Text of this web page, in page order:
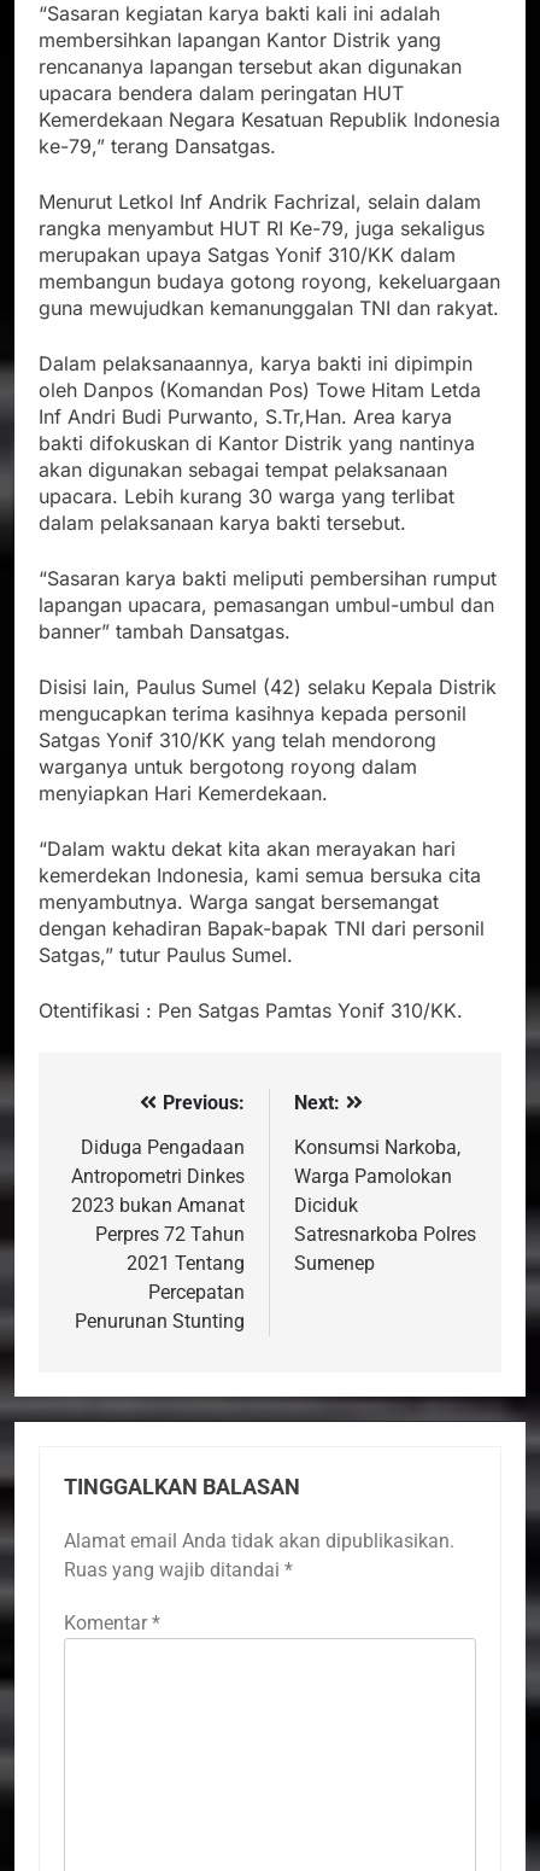
“Sasaran kegiatan karya bakti kali ini adalah
membersihkan lapangan Kantor Distrik yang
rencananya lapangan tersebut akan digunakan
upacara bendera dalam peringatan HUT
Kemerdekaan Negara Kesatuan Republik Indonesia
ke-79,” terang Dansatgas.
Menurut Letkol Inf Andrik Fachrizal, selain dalam
rangka menyambut HUT RI Ke-79, juga sekaligus
merupakan upaya Satgas Yonif 310/KK dalam
membangun budaya gotong royong, kekeluargaan
guna mewujudkan kemanunggalan TNI dan rakyat.
Dalam pelaksanaannya, karya bakti ini dipimpin
oleh Danpos (Komandan Pos) Towe Hitam Letda
Inf Andri Budi Purwanto, S.Tr,Han. Area karya
bakti difokuskan di Kantor Distrik yang nantinya
akan digunakan sebagai tempat pelaksanaan
upacara. Lebih kurang 30 warga yang terlibat
dalam pelaksanaan karya bakti tersebut.
“Sasaran karya bakti meliputi pembersihan rumput
lapangan upacara, pemasangan umbul-umbul dan
banner” tambah Dansatgas.
Disisi lain, Paulus Sumel (42) selaku Kepala Distrik
mengucapkan terima kasihnya kepada personil
Satgas Yonif 310/KK yang telah mendorong
warganya untuk bergotong royong dalam
menyiapkan Hari Kemerdekaan.
“Dalam waktu dekat kita akan merayakan hari
kemerdekan Indonesia, kami semua bersuka cita
menyambutnya. Warga sangat bersemangat
dengan kehadiran Bapak-bapak TNI dari personil
Satgas,” tutur Paulus Sumel.
Otentifikasi : Pen Satgas Pamtas Yonif 310/KK.
Navigasi
pos
Previous:
Diduga Pengadaan
Antropometri Dinkes
2023 bukan Amanat
Perpres 72 Tahun
2021 Tentang
Percepatan
Penurunan Stunting
Next:
Konsumsi Narkoba,
Warga Pamolokan
Diciduk
Satresnarkoba Polres
Sumenep
TINGGALKAN BALASAN
Alamat email Anda tidak akan dipublikasikan.
Ruas yang wajib ditandai *
Komentar *